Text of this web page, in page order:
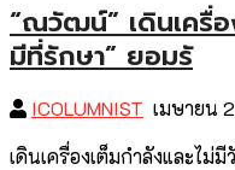
“ณวัฒน์” เดินเครื่อ
มีที่รักษา” ยอมรั
ICOLUMNIST เมษายน
เดินเครื่องเต็มกำลังและไม่